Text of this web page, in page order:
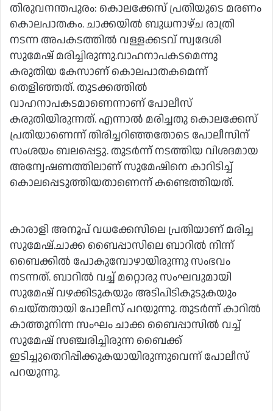
തിരുവനന്തപുരം: കൊലക്കേസ് പ്രതിയുടെ മരണം
കൊലപാതകം. ചാക്കയില്‍ ബുധനാഴ്ച രാത്രി
നടന്ന അപകടത്തില്‍ വള്ളക്കടവ് സ്വദേശി
സുമേഷ് മരിച്ചിരുന്നു.വാഹനാപകടമെന്നു
കരുതിയ കേസാണ് കൊലപാതകമെന്ന്
തെളിഞ്ഞത്. തുടക്കത്തില്‍
വാഹനാപകടമാണെന്നാണ് പോലീസ്
കരുതിയിരുന്നത്. എന്നാല്‍ മരിച്ചതു കൊലക്കേസ്
പ്രതിയാണെന്ന് തിരിച്ചറിഞ്ഞതോടെ പോലീസിന്
സംശയം ബലപ്പെട്ടു. തുടര്‍ന്ന് നടത്തിയ വിശദമായ
അന്വേഷണത്തിലാണ് സുമേഷിനെ കാറിടിച്ച്
കൊലപ്പെടുത്തിയതാണെന്ന് കണ്ടെത്തിയത്.
കാരാളി അനൂപ് വധക്കേസിലെ പ്രതിയാണ് മരിച്ച
സുമേഷ്.ചാക്ക ബൈപ്പാസിലെ ബാറില്‍ നിന്ന്
ബൈക്കില്‍ പോകുമ്പോഴായിരുന്നു സംഭവം
നടന്നത്. ബാറില്‍ വച്ച് മറ്റൊരു സംഘവുമായി
സുമേഷ് വഴക്കിടുകയും അടിപിടികൂടുകയും
ചെയ്തതായി പോലീസ് പറയുന്നു. തുടര്‍ന്ന് കാറില്‍
കാത്തുനിന്ന സംഘം ചാക്ക ബൈപ്പാസില്‍ വച്ച്
സുമേഷ് സഞ്ചരിച്ചിരുന്ന ബൈക്ക്
ഇടിച്ചുതെറിപ്പിക്കുകയായിരുന്നുവെന്ന് പോലീസ്
പറയുന്നു.